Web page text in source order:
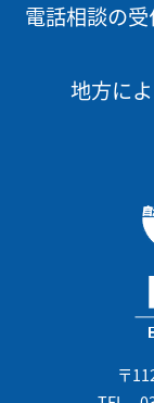
電話相談の
地方に
〒